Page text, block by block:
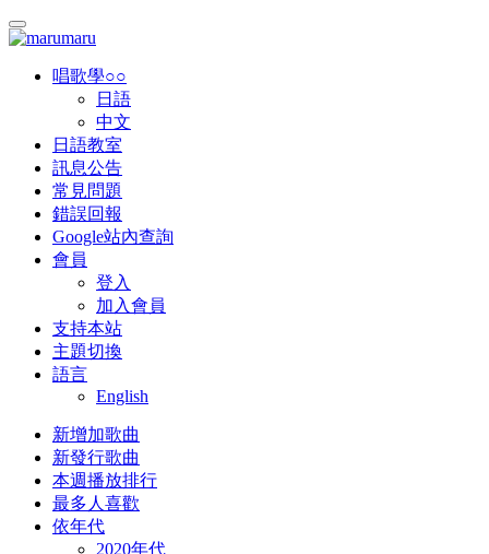
唱歌學○○
日語
中文
日語教室
訊息公告
常見問題
錯誤回報
Google站內查詢
會員
登入
加入會員
支持本站
主題切換
語言
English
新增加歌曲
新發行歌曲
本週播放排行
最多人喜歡
依年代
2020年代